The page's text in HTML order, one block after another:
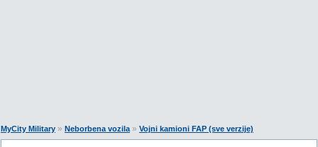
MyCity Military » Neborbena vozila» Vojni kamioni FAP (sve verzije)